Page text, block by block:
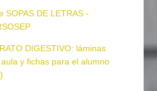
SOPAS DE LETRAS -
DIGESTIVO: láminas
y fichas para el alumno